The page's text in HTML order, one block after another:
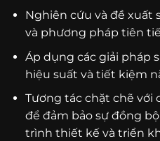
Nghiên cứu và đề xuất
và phương pháp tiên
Áp dụng các giải pháp
hiệu suất và tiết kiệm
Tương tác chặt chẽ với
để đảm bảo sự đồng
trình thiết kế và triển